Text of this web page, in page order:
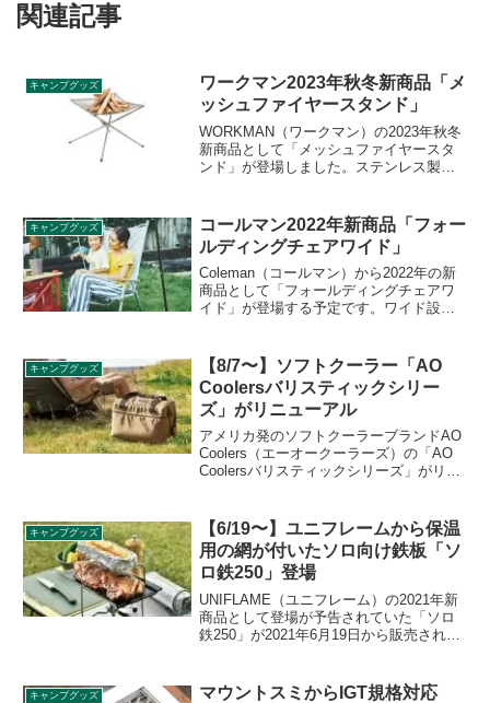
関連記事
キャンプグッズ
ワークマン2023年秋冬新商品「メ
ッシュファイヤースタンド」
WORKMAN（ワークマン）の2023年秋冬
新商品として「メッシュファイヤースタ
ンド」が登場しました。ステンレス製の
パクトな構造となっています。詳細をレ
ビューします。
キャンプグッズ
コールマン2022年新商品「フォー
ルディングチェアワイド」
Coleman（コールマン）から2022年の新
商品として「フォールディングチェアワ
イド」が登場する予定です。ワイド設計
てくれます。詳細をレビューします。
キャンプグッズ
【8/7〜】ソフトクーラー「AO
Coolersバリスティックシリー
ズ」がリニューアル
アメリカ発のソフトクーラーブランドAO
Coolers（エーオークーラーズ）の「AO
Coolersバリスティックシリーズ」がリニ
ングが代理店になっています。詳細をレ
ビューします。
キャンプグッズ
【6/19〜】ユニフレームから保温
用の網が付いたソロ向け鉄板「ソ
ロ鉄250」登場
UNIFLAME（ユニフレーム）の2021年新
商品として登場が予告されていた「ソロ
鉄250」が2021年6月19日から販売されま
ります。詳細をレビューします。
キャンプグッズ
マウントスミからIGT規格対応